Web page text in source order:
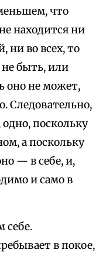
что
находится ни
ни во всех, то
быть, или
оно не может,
Следовательно,
поскольку
а поскольку
— в себе, и,
и само в
себе.
в покое,